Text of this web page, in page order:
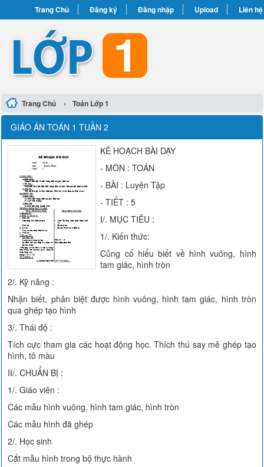
Trang Chủ Đăng ký Đăng nhập Upload Liên hệ
Trang Chủ › Toán Lớp 1
GIÁO ÁN TOÁN 1 TUẦN 2
KẾ HOẠCH BÀI DẠY
- MÔN : TOÁN
- BÀI : Luyện Tập
- TIẾT : 5
I/. MỤC TIÊU :
1/. Kiến thức:
Củng cố hiểu biết về hình vuông, hình
tam giác, hình tròn
2/. Kỹ năng :
Nhận biết, phân biệt được hình vuông, hình tam giác, hình tròn
qua ghép tạo hình
3/. Thái độ :
Tích cực tham gia các hoạt động học. Thích thú say mê ghép tạo
hình, tô màu
II/. CHUẨN BỊ :
1/. Giáo viên :
Các mẫu hình vuông, hình tam giác, hình tròn
Các mẫu hình đã ghép
2/. Học sinh
Cắt mẫu hình trong bộ thực hành